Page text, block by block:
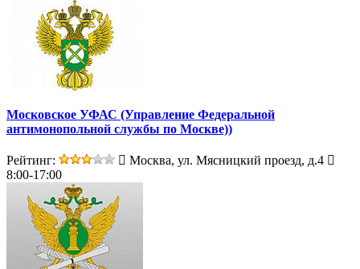
Московское УФАС (Управление Федеральной
антимонопольной службы по Москве))
Рейтинг:
Москва, ул. Мясницкий проезд, д.4
8:00-17:00